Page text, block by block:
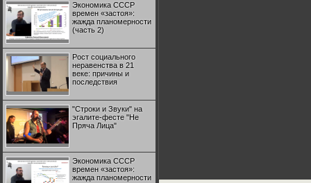
Экономика СССР
времен «застоя»:
жажда планомерности
(часть 2)
Рост социального
неравенства в 21
веке: причины и
последствия
"Строки и Звуки" на
эгалите-фесте "Не
Пряча Лица"
Экономика СССР
времен «застоя»:
жажда планомерности